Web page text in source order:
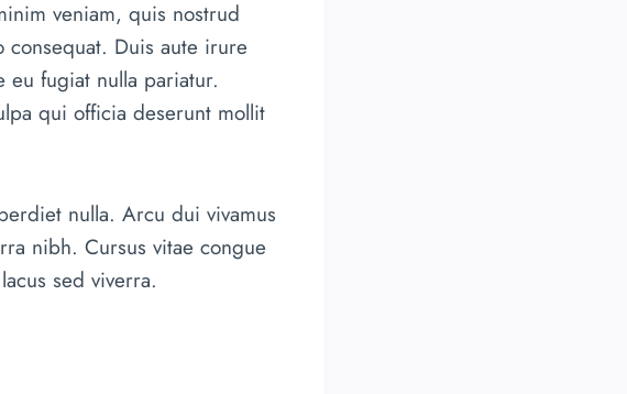
veniam, quis nostrud
Duis aute irure
fugiat nulla pariatur.
qui officia deserunt mollit
nulla. Arcu dui vivamus
nibh. Cursus vitae congue
sed viverra.